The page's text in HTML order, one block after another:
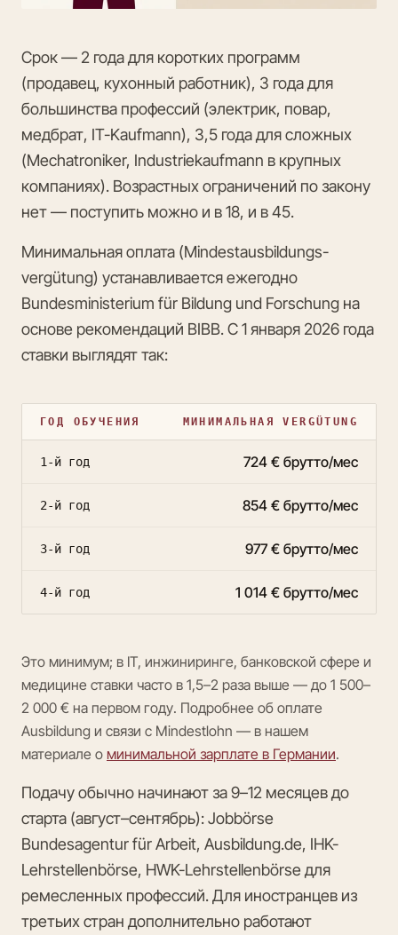
Срок — 2 года для коротких программ
(продавец, кухонный работник), 3 года для
большинства профессий (электрик, повар,
медбрат, IT-Kaufmann), 3,5 года для сложных
(Mechatroniker, Industriekaufmann в крупных
компаниях). Возрастных ограничений по закону
нет — поступить можно и в 18, и в 45.
Минимальная оплата (Mindestausbildungs­
vergütung) устанавливается ежегодно
Bundesministerium für Bildung und Forschung на
основе рекомендаций BIBB. С 1 января 2026 года
ставки выглядят так:
ГОД ОБУЧЕНИЯ МИНИМАЛЬНАЯ VERGÜTUNG
1-й год 724 € брутто/мес
2-й год 854 € брутто/мес
3-й год 977 € брутто/мес
4-й год 1 014 € брутто/мес
Это минимум; в IT, инжиниринге, банковской сфере и
медицине ставки часто в 1,5–2 раза выше — до 1 500–
2 000 € на первом году. Подробнее об оплате
Ausbildung и связи с Mindestlohn — в нашем
материале о минимальной зарплате в Германии.
Подачу обычно начинают за 9–12 месяцев до
старта (август–сентябрь): Jobbörse
Bundesagentur für Arbeit, Ausbildung.de, IHK-
Lehrstellenbörse, HWK-Lehrstellenbörse для
ремесленных профессий. Для иностранцев из
третьих стран дополнительно работают